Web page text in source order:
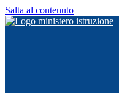
Salta al contenuto